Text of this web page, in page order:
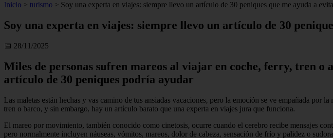
Inicio > turismo > Soy una experta en viajes: siempre llevo un artículo de 30 peniques que me ayuda a
Soy una experta en viajes: siempre llevo un artículo de 30
📅 28/11/2025
Miles de personas sufren mareos al viajar en coche, ferry, tren o
artículo de 30 peniques podría ayudar
Las maletas están hechas y vas camino de tus ansiadas vacaciones, pero la emoción se ve empañada
tren o barco, y sin embargo, hay un artículo barato que una experta en viajes jura que funciona.
El mareo por movimiento, también conocido como cinetosis, ocurre cuando el cerebro recibe mensajes
pero normalmente incluyen náuseas, vómitos, mareos, dolor de cabeza, sensación de frío y palidez o